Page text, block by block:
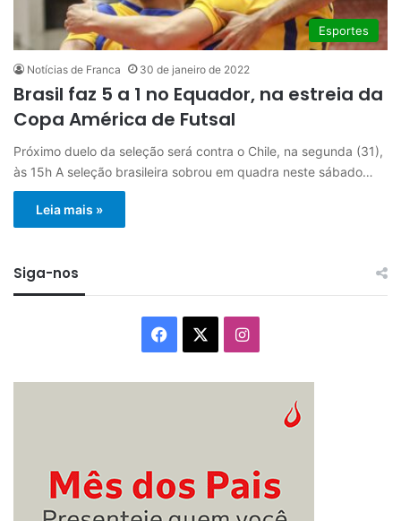
Esportes
Notícias de Franca 30 de janeiro de 2022
Brasil faz 5 a 1 no Equador, na estreia da
Copa América de Futsal
Próximo duelo da seleção será contra o Chile, na segunda (31),
às 15h A seleção brasileira sobrou em quadra neste sábado…
Leia mais »
Siga-nos
Facebook Instagram